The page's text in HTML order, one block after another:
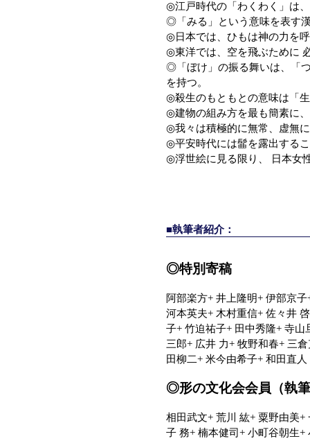
◎江戸時代の「わくわく」は
◎「みる」という意味を表す
◎日本では、ひもは神の力を
◎東洋では、空を飛ぶために
◎「ぼけ」の振る舞いは、「
を持つ。
◎殺生のもともとの意味は「
◎建物の組み方を最も簡素に
◎我々は積極的に無常、虚無
◎平安時代には髷を露出する
◎浮世絵に見る限り、 日本女
■執筆者紹介：
◎特別寄稿
阿部楽方+ 井上隆明+ 伊部京
河本英夫+ 木村重信+ 佐々井
子+ 竹迫祐子+ 田中秀隆+ 寺
三郎+ 広井 力+ 牧野和春+ 三
田柳二+ 米今由希子+ 和田直人
◎形の文化会会員（執
相田武文+ 荒川 紘+ 粟野由美
子 務+ 楠本健司+ 小町谷朝生